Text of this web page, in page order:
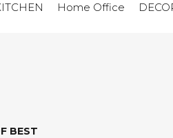
Home Office
BEST